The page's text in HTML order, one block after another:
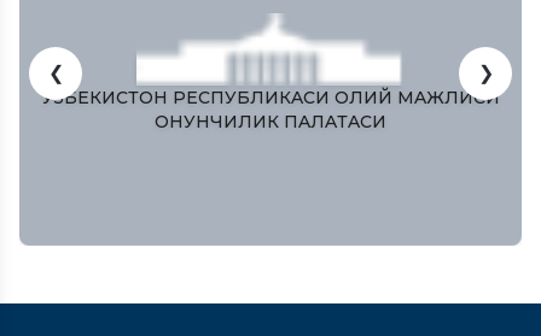
ЎЗБЕКИСТОН РЕСПУБЛИКAСИ ОЛИЙ МAЖЛИСИ
ҚОНУНЧИЛИК ПAЛAТAСИ
❮ ❯